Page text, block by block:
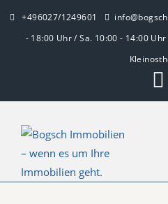
+496027/1249601
- 18:00 Uhr / Sa. 10:00 - 14:00